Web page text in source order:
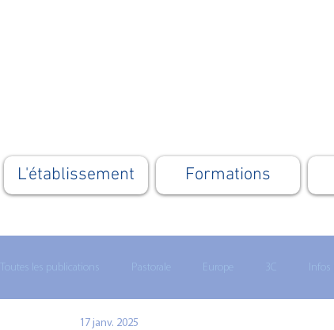
L'établissement Formations
Toutes les publications Pastorale Europe 3C Infos
17 janv. 2025